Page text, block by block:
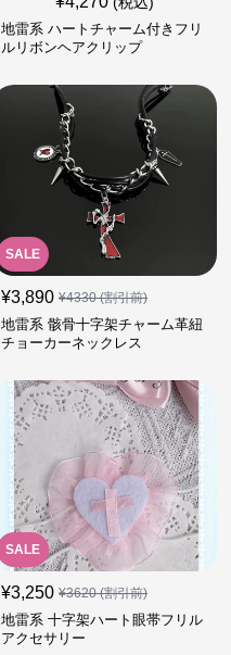
地雷系 ハートチャーム付きフリ
ルリボンヘアクリップ
SALE
¥3,890 ¥4330(割引前)
地雷系 骸骨十字架チャーム革紐
チョーカーネックレス
SALE
¥3,250 ¥3620(割引前)
地雷系 十字架ハート眼帯フリル
アクセサリー